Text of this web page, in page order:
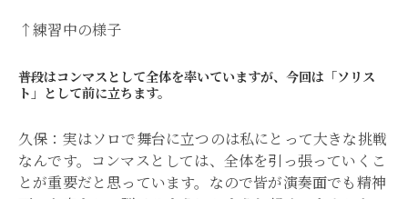
↑練習中の様子
――普段はコンマスとして全体を率いていますが、今回は「ソリス
ト」として前に立ちます。
久保：実はソロで舞台に立つのは私にとって大きな挑戦
なんです。コンマスとしては、全体を引っ張っていくこ
とが重要だと思っています。なので皆が演奏面でも精神